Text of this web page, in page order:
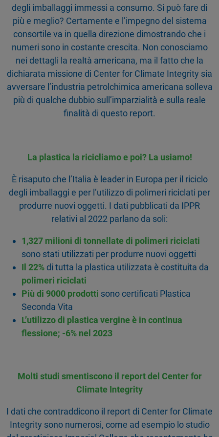
degli imballaggi immessi a consumo. Si può fare di
più e meglio? Certamente e l’impegno del sistema
consortile va in quella direzione dimostrando che i
numeri sono in costante crescita. Non conosciamo
nei dettagli la realtà americana, ma il fatto che la
dichiarata missione di Center for Climate Integrity sia
avversare l’industria petrolchimica americana solleva
più di qualche dubbio sull’imparzialità e sulla reale
finalità di questo report.
La plastica la ricicliamo e poi? La usiamo!
È risaputo che l’Italia è leader in Europa per il riciclo
degli imballaggi e per l’utilizzo di polimeri riciclati per
produrre nuovi oggetti. I dati pubblicati da IPPR
relativi al 2022 parlano da soli:
1,327 milioni di tonnellate di polimeri riciclati
sono stati utilizzati per produrre nuovi oggetti
Il 22% di tutta la plastica utilizzata è costituita da
polimeri riciclati
Più di 9000 prodotti sono certificati Plastica
Seconda Vita
L’utilizzo di plastica vergine è in continua
flessione; -6% nel 2023
Molti studi smentiscono il report del Center for
Climate Integrity
I dati che contraddicono il report di Center for Climate
Integrity sono numerosi, come ad esempio lo studio